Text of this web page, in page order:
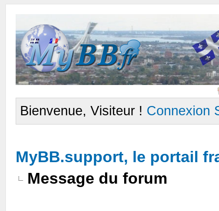
Bienvenue, Visiteur ! Connexion
MyBB.support, le portail
Message du forum